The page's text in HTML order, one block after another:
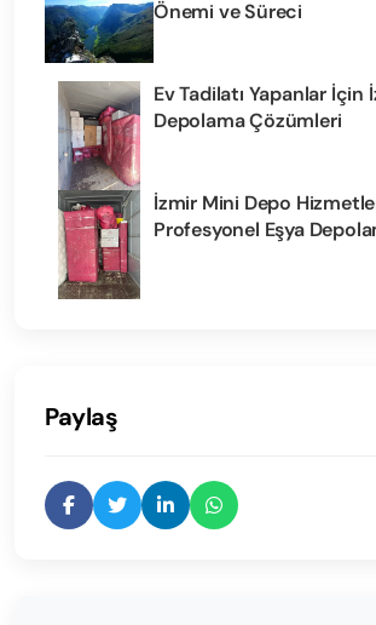
Önemi ve Süreci
Ev Tadilatı Yapanlar İçin
Depolama Çözümleri
İzmir Mini Depo
Profesyonel Eşya
Paylaş